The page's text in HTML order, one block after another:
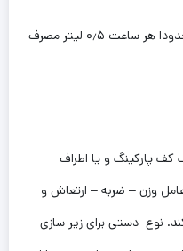
سوخت این دستگاه بنزین می باشد و حدودا هر ساعت ۰٫۵ لیتر مصرف
کف پارکینگ و یا اطراف
وزن – ضربه – ارتعاش و
نوع دستی برای زیر سازی